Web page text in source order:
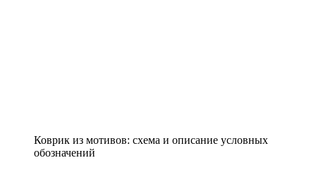
Коврик из мотивов: схема и описание условных
обозначений